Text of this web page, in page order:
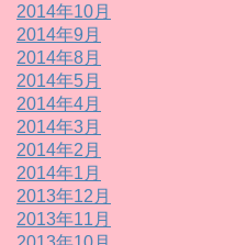
2014年10月
2014年9月
2014年8月
2014年5月
2014年4月
2014年3月
2014年2月
2014年1月
2013年12月
2013年11月